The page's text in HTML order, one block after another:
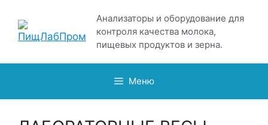
содержимому
Анализаторы и оборудование для
контроля качества молока,
пищевых продуктов и зерна.
Меню